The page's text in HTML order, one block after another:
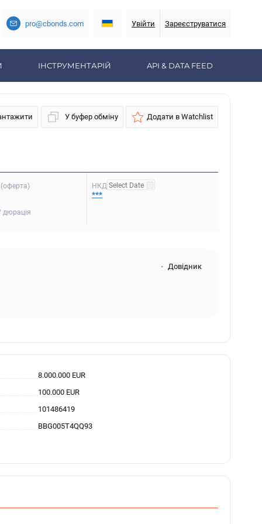
pro@cbonds.com Увійти Зареєструватися
ІНСТРУМЕНТАРІЙ API & DATA FEED
У буфер обміну Додати в Watchlist
НКД
***
дюрація
Довідник
8.000.000 EUR
100.000 EUR
101486419
BBG005T4QQ93